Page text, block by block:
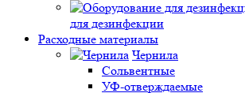
для дезинфекции
Расходные материалы
Чернила
Сольвентные
УФ-отверждаемые